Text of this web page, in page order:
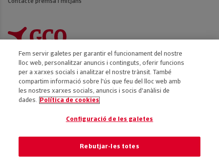
Contacte premsa i mitjans
Accessibilitat
Avís legal
Fem servir galetes per garantir el funcionament del nostre
lloc web, personalitzar anuncis i continguts, oferir funcions
per a xarxes socials i analitzar el nostre trànsit. També
compartim informació sobre l'ús que feu del lloc web amb
les nostres xarxes socials, anuncis i socis d'anàlisi de
dades.
Política de cookies
Configuració de les galetes
Rebutjar-les totes